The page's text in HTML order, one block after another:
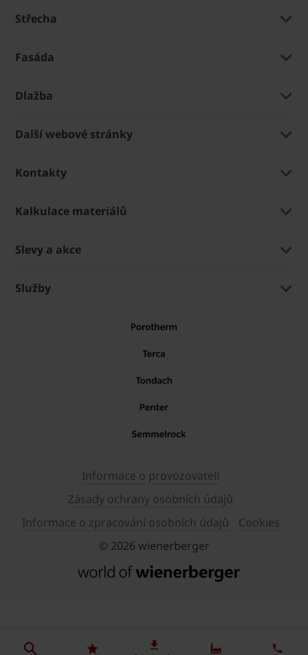
Střecha
Fasáda
Dlažba
Další webové stránky
Kontakty
Kalkulace materiálů
Slevy a akce
Služby
Informace o provozovateli
Zásady ochrany osobních údajů
Informace o zpracování osobních údajů
Cookies
© 2026 wienerberger